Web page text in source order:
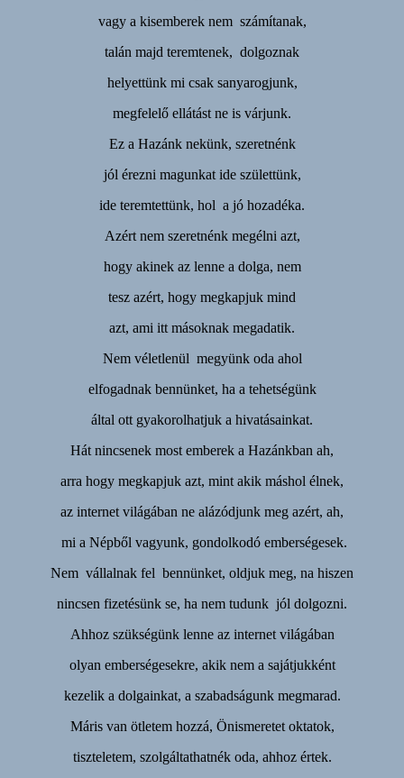
vagy a kisemberek nem számítanak,
talán majd teremtenek, dolgoznak
helyettünk mi csak sanyarogjunk,
megfelelő ellátást ne is várjunk.
Ez a Hazánk nekünk, szeretnénk
jól érezni magunkat ide születtünk,
ide teremtettünk, hol a jó hozadéka.
Azért nem szeretnénk megélni azt,
hogy akinek az lenne a dolga, nem
tesz azért, hogy megkapjuk mind
azt, ami itt másoknak megadatik.
Nem véletlenül megyünk oda ahol
elfogadnak bennünket, ha a tehetségünk
által ott gyakorolhatjuk a hivatásainkat.
Hát nincsenek most emberek a Hazánkban ah,
arra hogy megkapjuk azt, mint akik máshol élnek,
az internet világában ne alázódjunk meg azért, ah,
mi a Népből vagyunk, gondolkodó emberségesek.
Nem vállalnak fel bennünket, oldjuk meg, na hiszen
nincsen fizetésünk se, ha nem tudunk jól dolgozni.
Ahhoz szükségünk lenne az internet világában
olyan emberségesekre, akik nem a sajátjukként
kezelik a dolgainkat, a szabadságunk megmarad.
Máris van ötletem hozzá, Önismeretet oktatok,
tiszteletem, szolgáltathatnék oda, ahhoz értek.